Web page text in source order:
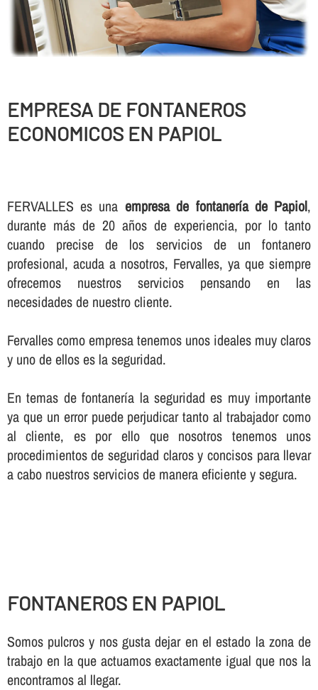
EMPRESA DE FONTANEROS
ECONOMICOS EN PAPIOL
FERVALLES es una empresa de fontanerí­a de Papiol,
durante más de 20 años de experiencia, por lo tanto
cuando precise de los servicios de un fontanero
profesional, acuda a nosotros, Fervalles, ya que siempre
ofrecemos nuestros servicios pensando en las
necesidades de nuestro cliente.
Fervalles como empresa tenemos unos ideales muy claros
y uno de ellos es la seguridad.
En temas de fontanerí­a la seguridad es muy importante
ya que un error puede perjudicar tanto al trabajador como
al cliente, es por ello que nosotros tenemos unos
procedimientos de seguridad claros y concisos para llevar
a cabo nuestros servicios de manera eficiente y segura.
FONTANEROS EN PAPIOL
Somos pulcros y nos gusta dejar en el estado la zona de
trabajo en la que actuamos exactamente igual que nos la
encontramos al llegar.